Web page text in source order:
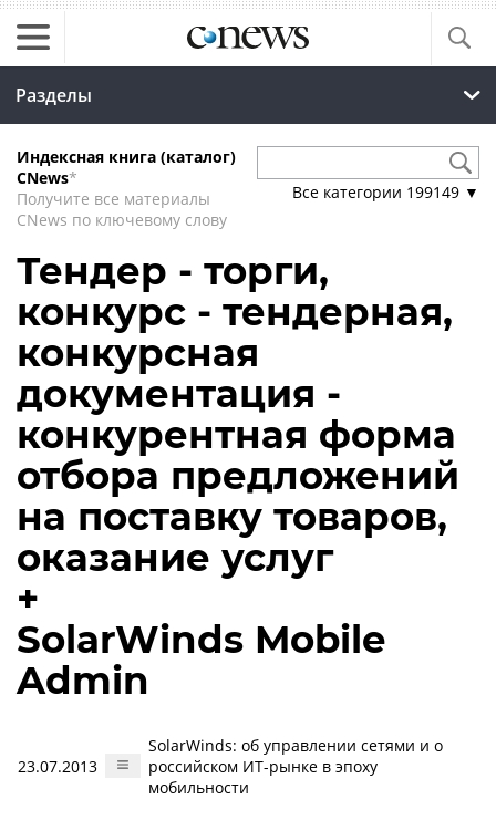
Разделы
Индексная книга (каталог)
CNews*
Получите все материалы
CNews по ключевому слову
Все категории 199149 ▼
Тендер - торги,
конкурс - тендерная,
конкурсная
документация -
конкурентная форма
отбора предложений
на поставку товаров,
оказание услуг
+
SolarWinds Mobile
Admin
23.07.2013
SolarWinds: об управлении сетями и о
российском ИТ-рынке в эпоху
мобильности